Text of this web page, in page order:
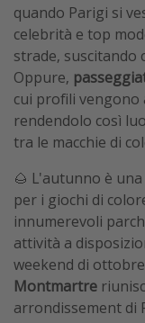
quando Parigi si
celebrità e top
strade, suscitando
Oppure,
cui profili vengono
rendendolo così
tra le macchie di
🌰 L'autunno è
per i giochi di
innumerevoli
attività a
weekend di
Montmartre
arrondissement di